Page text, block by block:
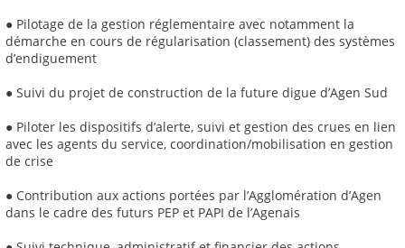
● Pilotage de la gestion réglementaire avec notamment la
démarche en cours de régularisation (classement) des systèmes
d’endiguement
● Suivi du projet de construction de la future digue d’Agen Sud
● Piloter les dispositifs d’alerte, suivi et gestion des crues en lien
avec les agents du service, coordination/mobilisation en gestion
de crise
● Contribution aux actions portées par l’Agglomération d’Agen
dans le cadre des futurs PEP et PAPI de l’Agenais